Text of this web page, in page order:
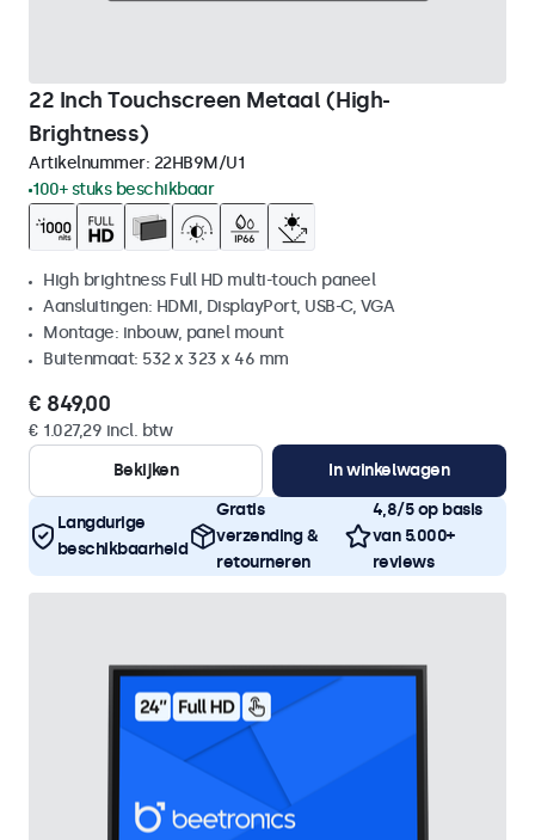
22 Inch Touchscreen Metaal (High-
Brightness)
Artikelnummer: 22HB9M/U1
100+ stuks beschikbaar
High brightness Full HD multi-touch paneel
Aansluitingen: HDMI, DisplayPort, USB-C, VGA
Montage: inbouw, panel mount
Buitenmaat: 532 x 323 x 46 mm
€ 849,00
€ 1.027,29 incl. btw
Bekijken
In winkelwagen
Langdurige
beschikbaarheid
Gratis
verzending &
retourneren
4,8/5 op basis
van 5.000+
reviews